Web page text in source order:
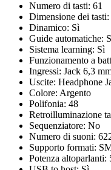
Numero di tasti: 61
Dimensione dei tasti:
Dinamico: Sì
Guide automatiche:
Sistema learning: Sì
Funzionamento a
Ingressi: Jack 6,3
Uscite: Headphone
Colore: Argento
Polifonia: 48
Retroilluminazione
Sequenziatore: No
Numero di suoni:
Supporto formati:
Potenza altoparlanti: